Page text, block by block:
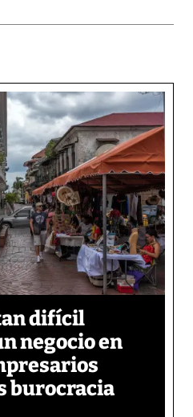
difícil
negocio en
burocracia